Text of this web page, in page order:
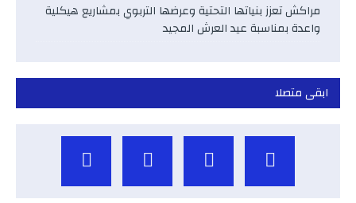
مراكش تعزز بنياتها التحتية وعرضها التربوي بمشاريع هيكلية
واعدة بمناسبة عيد العرش المجيد
ابقى متصلا